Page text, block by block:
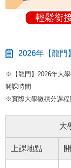
輕鬆銜
2026年【龍門
※【龍門】2026年大
開課時間
※實際大學微積分課程
大
上課地點